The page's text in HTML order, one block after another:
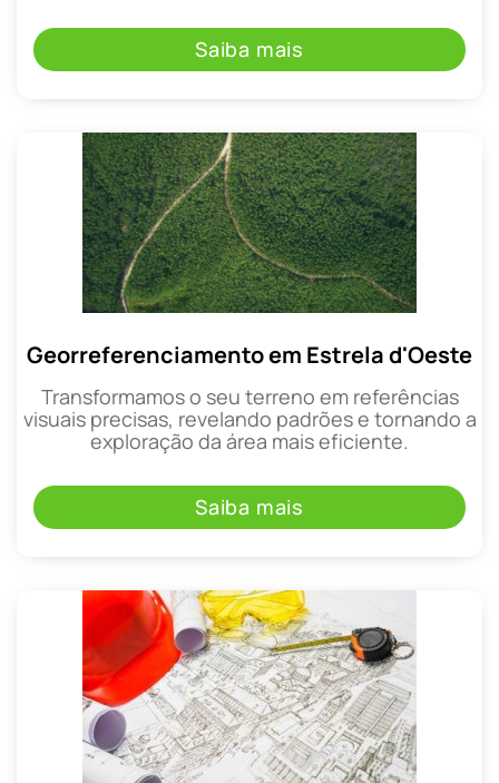
Saiba mais
Georreferenciamento em Estrela d'Oeste
Transformamos o seu terreno em referências
visuais precisas, revelando padrões e tornando a
exploração da área mais eficiente.
Saiba mais